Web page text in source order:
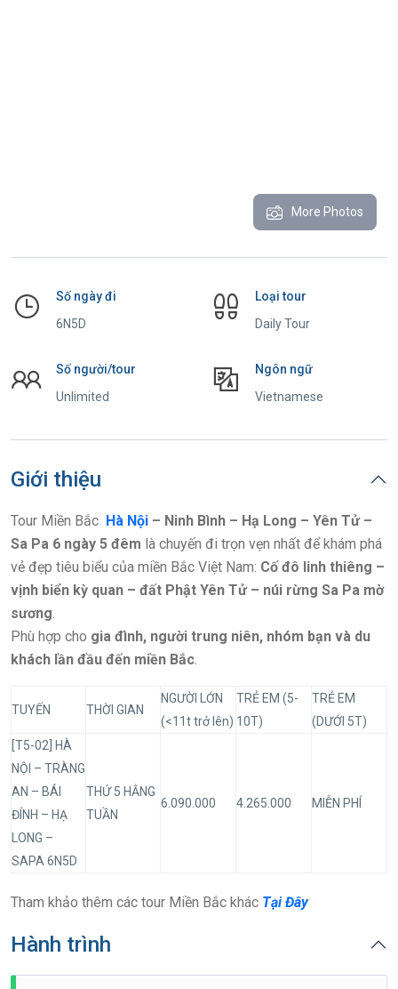
More Photos
Số ngày đi
6N5D
Loại tour
Daily Tour
Số người/tour
Unlimited
Ngôn ngữ
Vietnamese
Giới thiệu
Tour Miền Bắc Hà Nội – Ninh Bình – Hạ Long – Yên Tử –
Sa Pa 6 ngày 5 đêm là chuyến đi trọn vẹn nhất để khám phá
vẻ đẹp tiêu biểu của miền Bắc Việt Nam: Cố đô linh thiêng –
vịnh biển kỳ quan – đất Phật Yên Tử – núi rừng Sa Pa mờ
sương.
Phù hợp cho gia đình, người trung niên, nhóm bạn và du
khách lần đầu đến miền Bắc.
TUYẾN THỜI GIAN
NGƯỜI LỚN
(<11t trở lên)
TRẺ EM (5-
10T)
TRẺ EM
(DƯỚI 5T)
[T5-02] HÀ
NỘI – TRÀNG
AN – BÁI
ĐÍNH – HẠ
LONG –
SAPA 6N5D
THỨ 5 HẰNG
TUẦN
6.090.000 4.265.000 MIỄN PHÍ
Tham khảo thêm các tour Miền Bắc khác Tại Đây
Hành trình